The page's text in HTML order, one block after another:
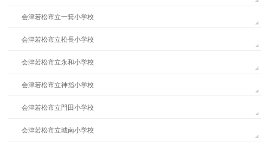
会津若松市立一箕小学校
会津若松市立松長小学校
会津若松市立永和小学校
会津若松市立神指小学校
会津若松市立門田小学校
会津若松市立城南小学校